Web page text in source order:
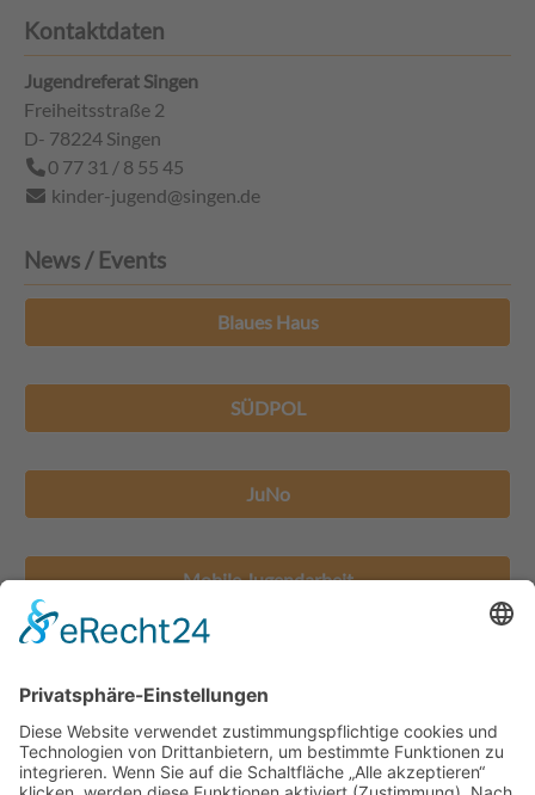
Kontaktdaten
Jugendreferat Singen
Freiheitsstraße 2
D- 78224 Singen
0 77 31 / 8 55 45
kinder-jugend@singen.de
News / Events
Blaues Haus
SÜDPOL
JuNo
Mobile Jugendarbeit